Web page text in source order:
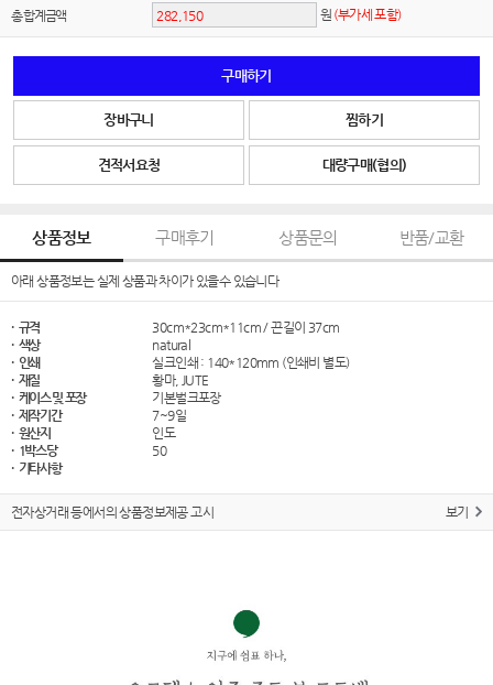
총 합계금액 원 (부가세 포함)
구매하기
장바구니 찜하기
견적서요청 대량구매(협의)
상품정보 구매후기 상품문의 반품/교환
아래 상품정보는 실제 상품과 차이가 있을수 있습니다
· 규격
30cm*23cm*11cm / 끈길이 37cm
· 색상
natural
· 인쇄
실크인쇄 : 140*120mm (인쇄비 별도)
· 재질
황마, JUTE
· 케이스 및 포장
기본벌크포장
· 제작기간
7~9일
· 원산지
인도
· 1박스당
50
· 기타사항
전자상거래 등에서의 상품정보제공 고시 보기